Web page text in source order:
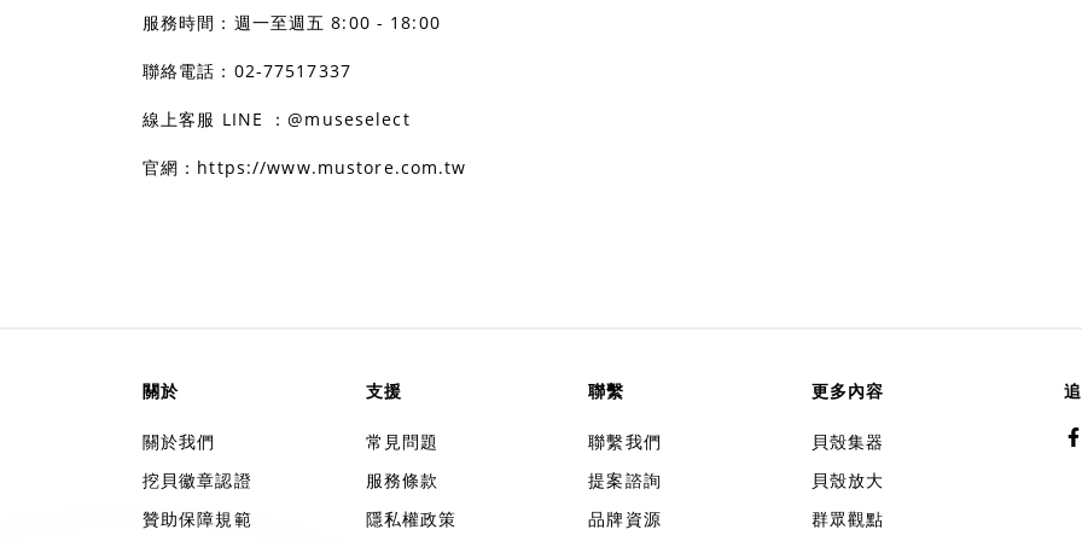
服務時間：週一至週五 8:00 - 18:00
聯絡電話：02-77517337
線上客服 LINE ：@museselect
官網：https://www.mustore.com.tw
關於
關於我們
挖貝徽章認證
贊助保障規範
支援
常見問題
服務條款
隱私權政策
聯繫
聯繫我們
提案諮詢
品牌資源
更多內容
貝殼集器
貝殼放大
群眾觀點